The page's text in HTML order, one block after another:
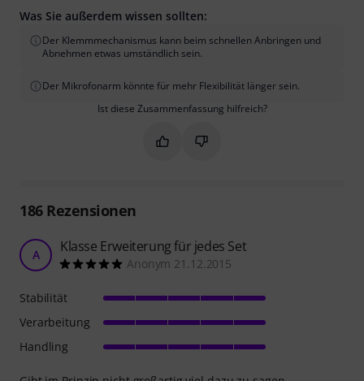
Was Sie außerdem wissen sollten:
Der Klemmmechanismus kann beim schnellen Anbringen und
Abnehmen etwas umständlich sein.
Der Mikrofonarm könnte für mehr Flexibilität länger sein.
Ist diese Zusammenfassung hilfreich?
Markieren Sie diese
Markieren Sie diese
186Rezensionen
A Klasse Erweiterung für jedes Set
Anonym 21.12.2015
Stabilität
Verarbeitung
Handling